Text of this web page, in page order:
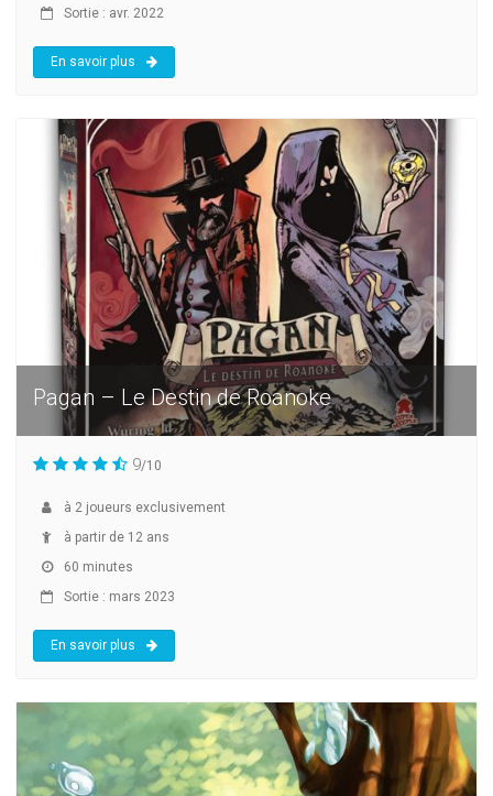
Sortie : avr. 2022
En savoir plus
Pagan – Le Destin de Roanoke
9/10
à 2 joueurs exclusivement
à partir de 12 ans
60 minutes
Sortie : mars 2023
En savoir plus